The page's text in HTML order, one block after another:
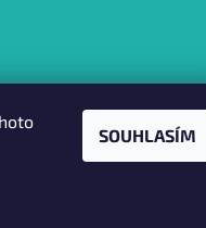
SOUHLASÍM